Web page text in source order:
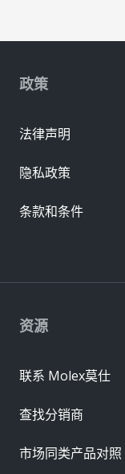
资源
联系 Molex莫仕
查找分销商
市场同类产品对照
政策
法律声明
隐私政策
条款和条件